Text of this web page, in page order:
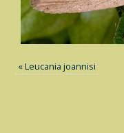
«Leucania joannisi